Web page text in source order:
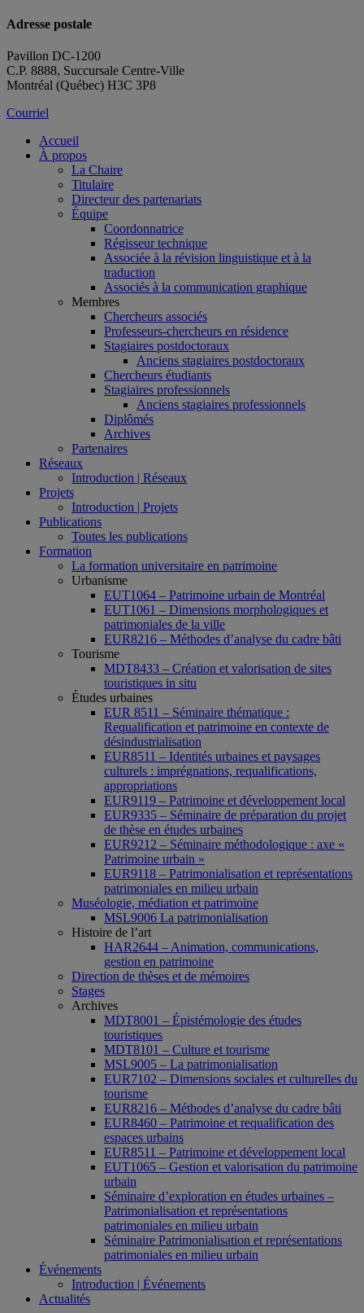
Adresse postale
Pavillon DC-1200
C.P. 8888, Succursale Centre-Ville
Montréal (Québec) H3C 3P8
Courriel
Accueil
À propos
La Chaire
Titulaire
Directeur des partenariats
Équipe
Coordonnatrice
Régisseur technique
Associée à la révision linguistique et à la
traduction
Associés à la communication graphique
Membres
Chercheurs associés
Professeurs-chercheurs en résidence
Stagiaires postdoctoraux
Anciens stagiaires postdoctoraux
Chercheurs étudiants
Stagiaires professionnels
Anciens stagiaires professionnels
Diplômés
Archives
Partenaires
Réseaux
Introduction | Réseaux
Projets
Introduction | Projets
Publications
Toutes les publications
Formation
La formation universitaire en patrimoine
Urbanisme
EUT1064 – Patrimoine urbain de Montréal
EUT1061 – Dimensions morphologiques et
patrimoniales de la ville
EUR8216 – Méthodes d’analyse du cadre bâti
Tourisme
MDT8433 – Création et valorisation de sites
touristiques in situ
Études urbaines
EUR 8511 – Séminaire thématique :
Requalification et patrimoine en contexte de
désindustrialisation
EUR8511 – Identités urbaines et paysages
culturels : imprégnations, requalifications,
appropriations
EUR9119 – Patrimoine et développement local
EUR9335 – Séminaire de préparation du projet
de thèse en études urbaines
EUR9212 – Séminaire méthodologique : axe «
Patrimoine urbain »
EUR9118 – Patrimonialisation et représentations
patrimoniales en milieu urbain
Muséologie, médiation et patrimoine
MSL9006 La patrimonialisation
Histoire de l’art
HAR2644 – Animation, communications,
gestion en patrimoine
Direction de thèses et de mémoires
Stages
Archives
MDT8001 – Épistémologie des études
touristiques
MDT8101 – Culture et tourisme
MSL9005 – La patrimonialisation
EUR7102 – Dimensions sociales et culturelles du
tourisme
EUR8216 – Méthodes d’analyse du cadre bâti
EUR8460 – Patrimoine et requalification des
espaces urbains
EUR8511 – Patrimoine et développement local
EUT1065 – Gestion et valorisation du patrimoine
urbain
Séminaire d’exploration en études urbaines –
Patrimonialisation et représentations
patrimoniales en milieu urbain
Séminaire Patrimonialisation et représentations
patrimoniales en milieu urbain
Événements
Introduction | Événements
Actualités